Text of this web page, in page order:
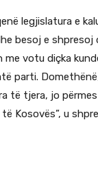
legjislatura e
besoj e
votu diçka
parti.
të tjera, jo
Kosovës”, u